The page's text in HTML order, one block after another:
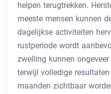
helpen terugtrekken.
meeste mensen kunnen
dagelijkse activiteiten
rustperiode wordt
zwelling kunnen
terwijl volledige
maanden zichtbaar